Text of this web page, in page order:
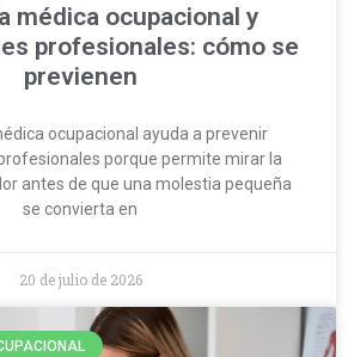
médica ocupacional y
profesionales: cómo se
previenen
ocupacional ayuda a prevenir
porque permite mirar la
antes de que una molestia pequeña
se convierta en
20 de julio de 2026